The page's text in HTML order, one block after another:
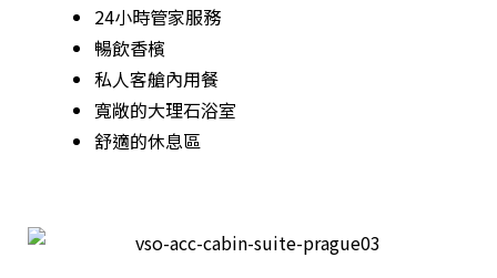
24小時管家服務
暢飲香檳
私人客艙內用餐
寬敞的大理石浴室
舒適的休息區